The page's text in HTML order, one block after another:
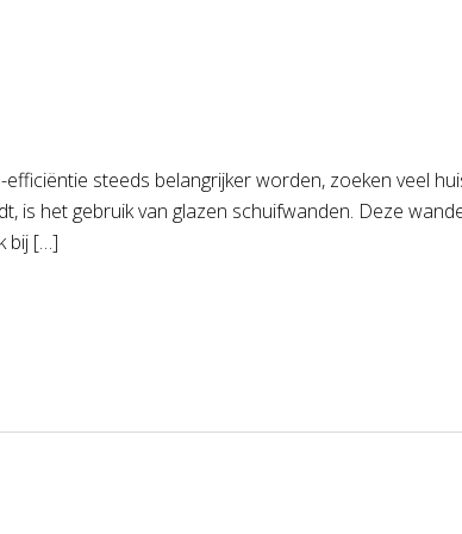
steeds belangrijker worden, zoeken veel
is het gebruik van glazen schuifwanden. Deze
bij […]